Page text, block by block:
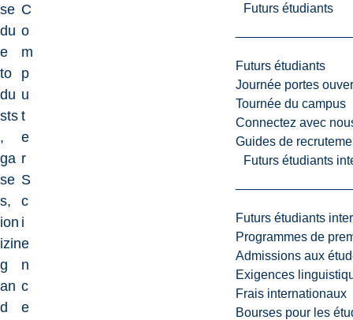
Futurs étudiants
Futurs étudiants
Journée portes
Tournée du campus
Connectez avec
Guides de
Futurs étudiants
Futurs étudiants
Programmes de
Admissions aux
Exigences
Frais internationaux
Bourses pour les
se
du
e
to
du
sts
,
ga
se
s,
ion
izin
g
an
d
C
o
m
p
u
t
e
r
S
c
i
e
n
c
e